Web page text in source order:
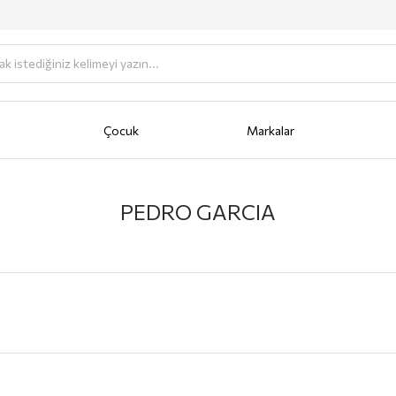
Çocuk Markalar
PEDRO GARCIA